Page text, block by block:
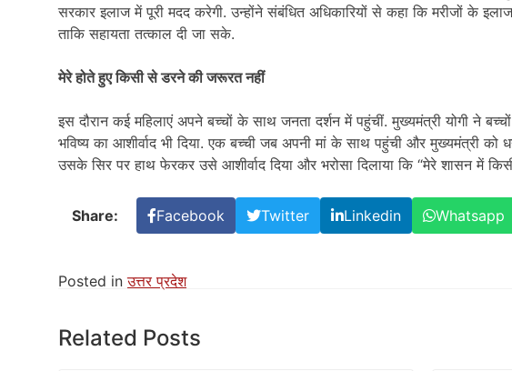
सरकार इलाज में पूरी मदद करेगी. उन्होंने संबंधित अधिकारियों से कहा कि मरीजों के
ताकि सहायता तत्काल दी जा सके.
मेरे होते हुए किसी से डरने की जरूरत नहीं
इस दौरान कई महिलाएं अपने बच्चों के साथ जनता दर्शन में पहुंचीं. मुख्यमंत्री योगी ने
भविष्य का आशीर्वाद भी दिया. एक बच्ची जब अपनी मां के साथ पहुंची और मुख्यमंत्री
उसके सिर पर हाथ फेरकर उसे आशीर्वाद दिया और भरोसा दिलाया कि “मेरे शासन में
Share: Facebook Twitter Linkedin Whatsapp
Posted inउत्तर प्रदेश
Related Posts